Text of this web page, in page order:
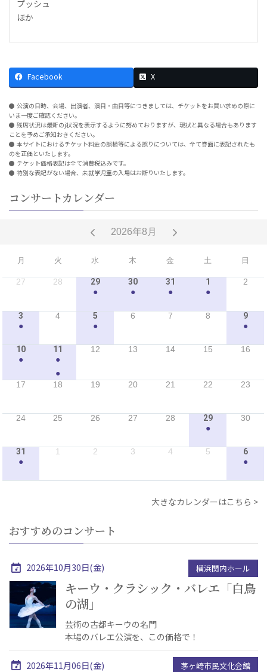
プッシュ
ほか
Facebook X
公演の日時、会場、出演者、演目・曲目等につきましては、チケットをお買い求めの際に
いま一度ご確認ください。
残席状況は最新のj状況を表示するように努めておりますが、現状と異なる場合もあります
ことを予めご承知おきください。
本サイトにおけるチケット料金の誤植等による誤りについては、全て券面に表記されたも
のを正価といたします。
チケット価格表記は全て消費税込みです。
特別な表記がない場合、未就学児童の入場はお断りいたします。
コンサートカレンダー
2026年8月
月 火 水 木 金 土 日
27 28 29 30 31 1 2
● ● ● ●
3 4 5 6 7 8 9
● ● ●
10 11 12 13 14 15 16
●
●
●
17 18 19 20 21 22 23
24 25 26 27 28 29 30
●
31 1 2 3 4 5 6
● ●
大きなカレンダーはこちら
おすすめのコンサート
2026年10月30日(金) 横浜関内ホール
キーウ・クラシック・バレエ「白鳥
の湖」
芸術の古都キーウの名門
本場のバレエ公演を、この価格で！
2026年11月06日(金) 茅ヶ崎市民文化会館